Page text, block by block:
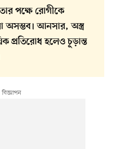
পক্ষে রোগীকে
অসম্ভব। আনসার, অস্ত্র
প্রতিরোধ হলেও চূড়ান্ত